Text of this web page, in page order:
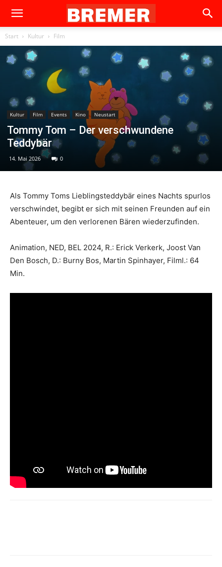
Start Kultur Film
Kultur Film Events Kino Neustart
Tommy Tom – Der verschwundene
Teddybär
14. Mai 2026 0
Als Tommy Toms Lieblingsteddybär eines Nachts spurlos
verschwindet, begibt er sich mit seinen Freunden auf ein
Abenteuer, um den verlorenen Bären wiederzufinden.
Animation, NED, BEL 2024, R.: Erick Verkerk, Joost Van
Den Bosch, D.: Burny Bos, Martin Spinhayer, Filml.: 64
Min.